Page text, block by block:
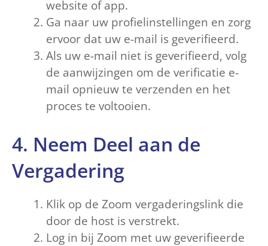
website of app.
Ga naar uw profielinstellingen en zorg
ervoor dat uw e-mail is geverifieerd.
Als uw e-mail niet is geverifieerd, volg
de aanwijzingen om de verificatie e-
mail opnieuw te verzenden en het
proces te voltooien.
4. Neem Deel aan de
Vergadering
Klik op de Zoom vergaderingslink die
door de host is verstrekt.
Log in bij Zoom met uw geverifieerde